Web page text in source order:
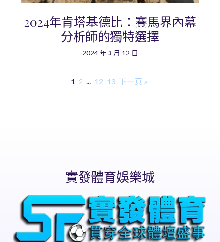
2024年肯塔基德比：賽馬界內幕
分析師的獨特選擇
2024 年 3 月 12 日
1 2 ... 12 13 下一頁 »
實發體育娛樂城